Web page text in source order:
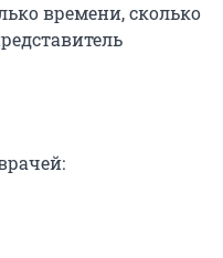
времени, сколько